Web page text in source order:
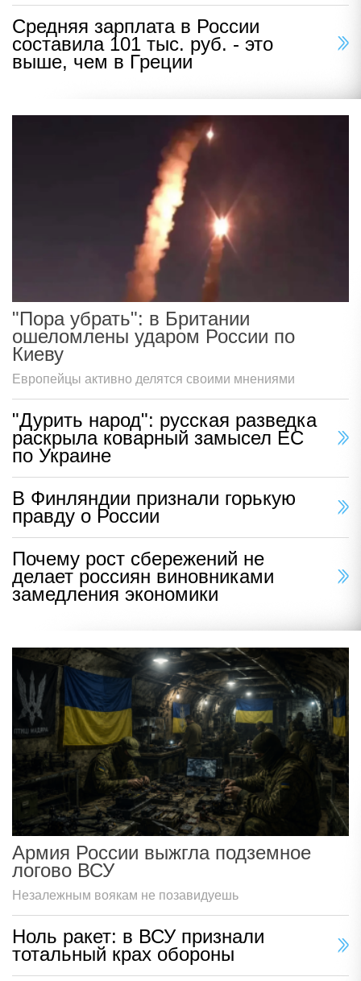
Средняя зарплата в России
составила 101 тыс. руб. - это
выше, чем в Греции
"Пора убрать": в Британии
ошеломлены ударом России по
Киеву
Европейцы активно делятся своими мнениями
"Дурить народ": русская разведка
раскрыла коварный замысел ЕС
по Украине
В Финляндии признали горькую
правду о России
Почему рост сбережений не
делает россиян виновниками
замедления экономики
Армия России выжгла подземное
логово ВСУ
Незалежным воякам не позавидуешь
Ноль ракет: в ВСУ признали
тотальный крах обороны